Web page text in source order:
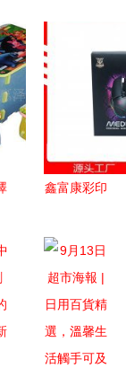
鑫富康彩印
解決方案，
賦能多元產
品價值